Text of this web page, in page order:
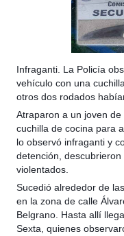
Infraganti. La Policía
vehículo con una
otros dos rodados
Atraparon a un joven
cuchilla de cocina para
lo observó infraganti y
detención,
violentados.
Sucedió alrededor de
en la zona de calle
Belgrano. Hasta allí
Sexta, quienes